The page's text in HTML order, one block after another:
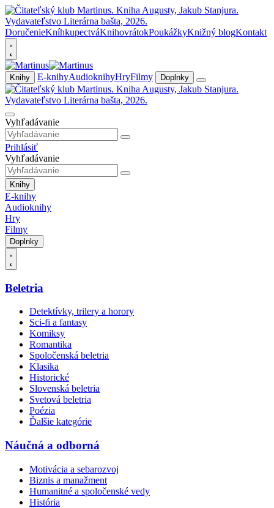
DoručenieKníhkupectváKnihovrátokPoukážkyKnižný blogKontakt
Knihy E-knihyAudioknihyHryFilmy Doplnky
Vyhľadávanie
Prihlásiť
Vyhľadávanie
Knihy
E-knihy
Audioknihy
Hry
Filmy
Doplnky
Beletria
Detektívky, trilery a horory
Sci-fi a fantasy
Komiksy
Romantika
Spoločenská beletria
Klasika
Historické
Slovenská beletria
Svetová beletria
Poézia
Ďalšie kategórie
Náučná a odborná
Motivácia a sebarozvoj
Biznis a manažment
Humanitné a spoločenské vedy
História